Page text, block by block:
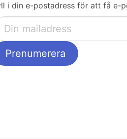
i din e-postadress för att få e-